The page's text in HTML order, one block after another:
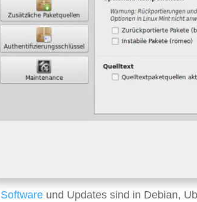
Software und Updates sind in Debian,